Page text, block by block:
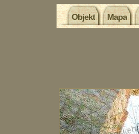
Objekt Mapa